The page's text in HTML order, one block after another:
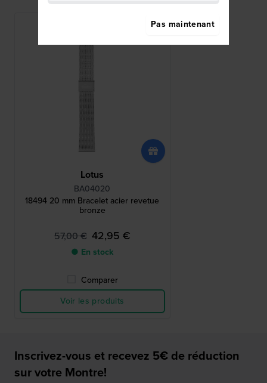
Lotus
BA04020
18494 20 mm Bracelet acier revetue
bronze
57,00 € 42,95 €
● En stock
Comparer
Voir les produits
Inscrivez-vous et recevez 5€ de réduction
sur votre Montre!
Pas maintenant